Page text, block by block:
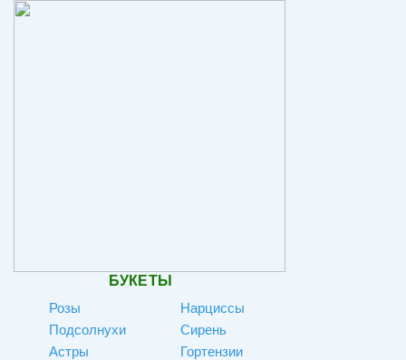
БУКЕТЫ
Розы
Подсолнухи
Астры
Нарциссы
Сирень
Гортензии